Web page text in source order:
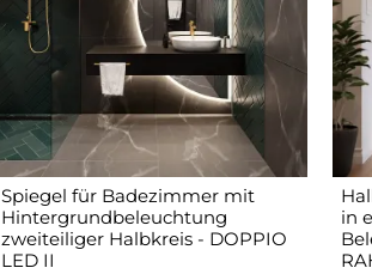
Spiegel für Badezimmer mit
Hintergrundbeleuchtung
zweiteiliger Halbkreis - DOPPIO
LED II
in